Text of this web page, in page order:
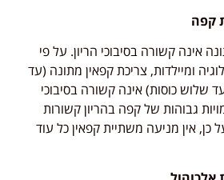
קפה
אינה קשורה בסיבוכי הריון. על פי
ומיילדות, צריכת קפאין מתונה (עד
עד שלוש כוסות) אינה קשורה בסיבוכי
גבוהות של קפה בהריון קשורות
כן, אין מניעה משתיית קפאין כל עוד